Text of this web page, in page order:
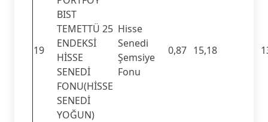
19
BIST
TEMETTÜ 25
ENDEKSİ
HİSSE
SENEDİ
FONU(HİSSE
SENEDİ
YOĞUN)
Hisse
Senedi
Şemsiye
Fonu
0,87 15,18